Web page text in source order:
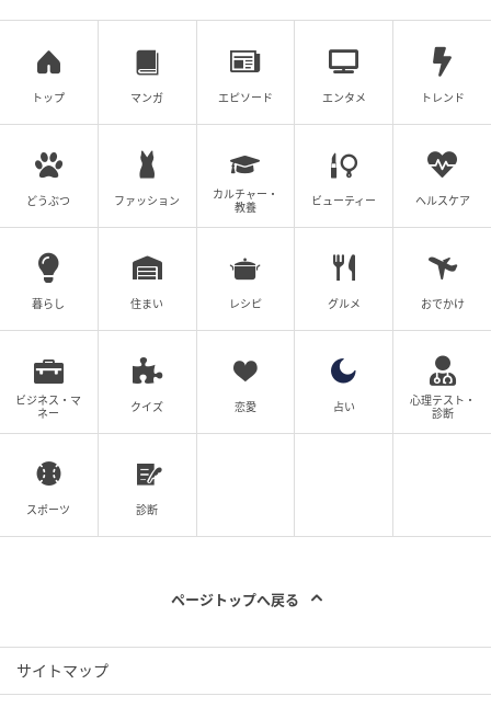
トップ マンガ エピソード エンタメ トレンド
どうぶつ ファッション
カルチャー・
教養
ビューティー ヘルスケア
暮らし 住まい レシピ グルメ おでかけ
ビジネス・マ
ネー
クイズ 恋愛 占い
心理テスト・
診断
スポーツ 診断
ページトップへ戻る
サイトマップ